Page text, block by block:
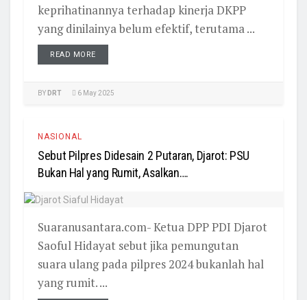
keprihatinannya terhadap kinerja DKPP
yang dinilainya belum efektif, terutama ...
READ MORE
BY DRT 6 May 2025
NASIONAL
Sebut Pilpres Didesain 2 Putaran, Djarot: PSU
Bukan Hal yang Rumit, Asalkan….
Suaranusantara.com- Ketua DPP PDI Djarot
Saoful Hidayat sebut jika pemungutan
suara ulang pada pilpres 2024 bukanlah hal
yang rumit. ...